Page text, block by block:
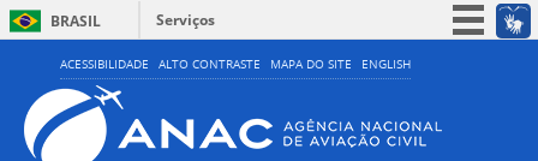
ACESSIBILIDADE ALTO CONTRASTE MAPA DO SITE ENGLISH
BRASIL
Serviços
Simplifique!
Acesso à informação